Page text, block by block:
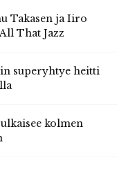
Takasen ja Iiro
That Jazz
superyhtye heitti
kolmen